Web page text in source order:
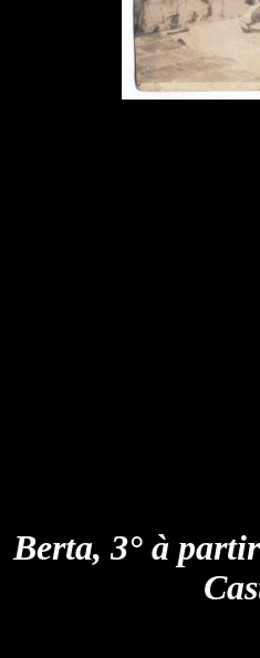
Berta, 3° à